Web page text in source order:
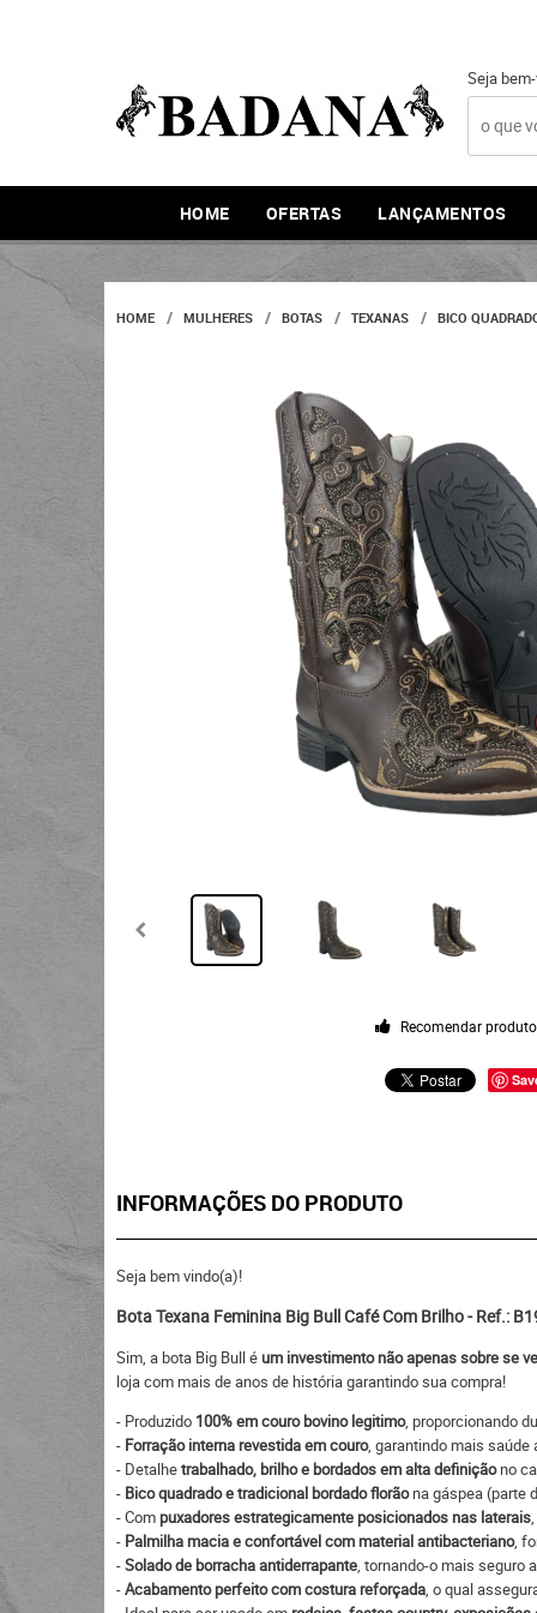
Seja
HOME OFERTAS LANÇAMENTOS
HOME MULHERES BOTAS TEXANAS BICO
Recomendar produto
INFORMAÇÕES DO PRODUTO
Seja bem vindo(a)!
Bota Texana Feminina Big Bull Café Com Brilho - Ref.:
Sim, a bota Big Bull éum investimento não apenas sobre se
loja com mais de anos de história garantindo sua compra!
- Produzido 100% em couro bovino legitimo, proporcionando
- Forração interna revestida em couro, garantindo mais saúde
- Detalhetrabalhado, brilho e bordados em alta definiçãono
- Bico quadrado e tradicional bordado florãona gáspea (parte
- Com puxadores estrategicamente posicionados nas laterais
- Palmilha macia e confortável com material antibacteriano,
-Solado de borracha antiderrapante, tornando-o mais seguro
-Acabamento perfeito com costura reforçada, o qual